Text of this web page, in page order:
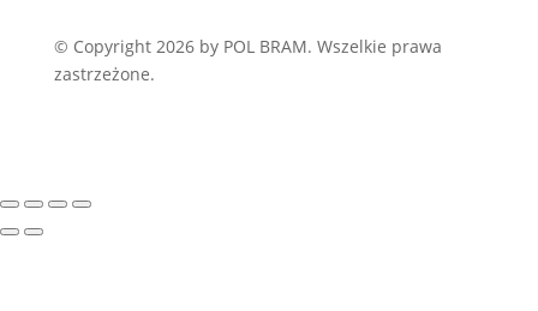
© Copyright 2026 by POL BRAM. Wszelkie prawa
zastrzeżone.